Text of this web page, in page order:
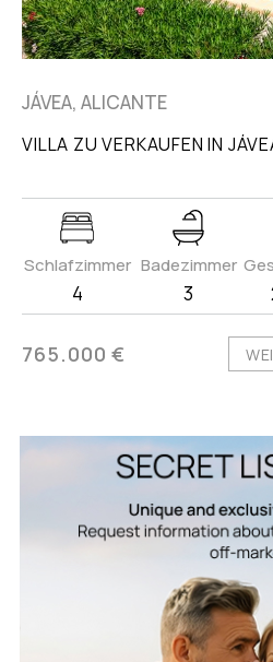
JÁVEA, ALICANTE
VILLA ZU VERKAUFEN IN
Schlafzimmer
4
Badezimmer
3
765.000 €